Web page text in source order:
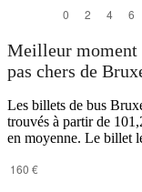
Meilleur moment
pas chers de
Les billets de bus
trouvés à partir de
en moyenne. Le billet